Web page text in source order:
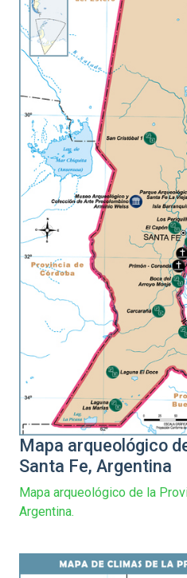
Mapa arqueológico
Santa Fe, Argentina
Mapa arqueológico de la
Argentina.